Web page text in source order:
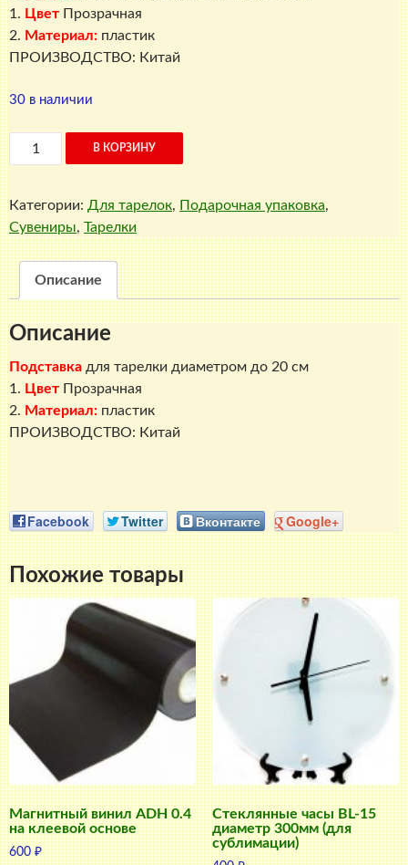
40 ₽.
1. Цвет Прозрачная
2. Материал: пластик
ПРОИЗВОДСТВО: Китай
30 в наличии
Количество
товара
Подставка
под
тарелку
прозрачная
маленькая
В КОРЗИНУ
Категории: Для тарелок, Подарочная упаковка,
Сувениры, Тарелки
Описание
Описание
Подставка для тарелки диаметром до 20 см
1. Цвет Прозрачная
2. Материал: пластик
ПРОИЗВОДСТВО: Китай
Facebook Twitter Вконтакте Google+
Похожие товары
Магнитный винил ADH 0.4
на клеевой основе
600₽
Стеклянные часы BL-15
диаметр 300мм (для
сублимации)